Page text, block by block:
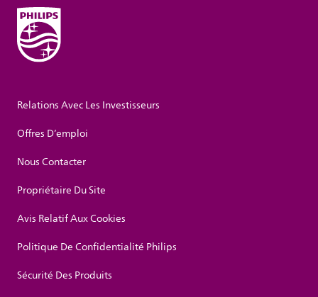
Relations Avec Les Investisseurs
Offres D’emploi
Nous Contacter
Propriétaire Du Site
Avis Relatif Aux Cookies
Politique De Confidentialité Philips
Sécurité Des Produits